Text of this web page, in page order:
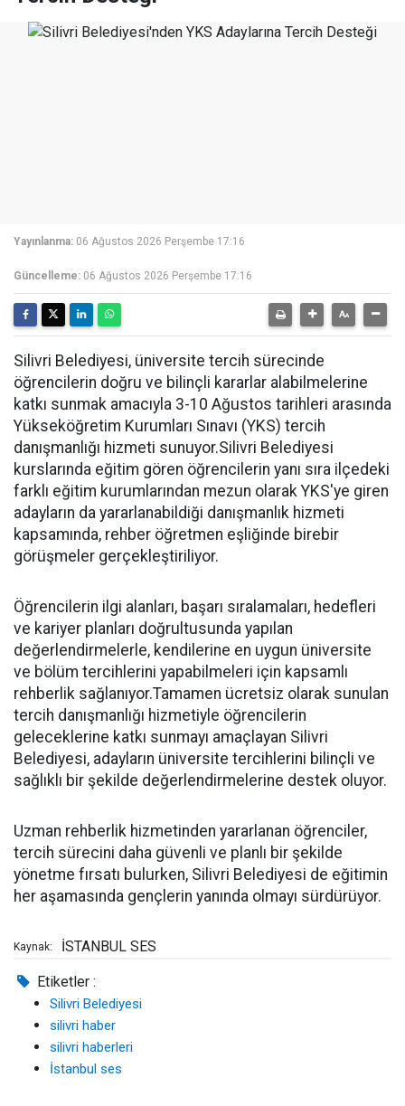
Yayınlanma: 06 Ağustos 2026 Perşembe 17:16
Güncelleme: 06 Ağustos 2026 Perşembe 17:16
Silivri Belediyesi, üniversite tercih sürecinde
öğrencilerin doğru ve bilinçli kararlar alabilmelerine
katkı sunmak amacıyla 3-10 Ağustos tarihleri arasında
Yükseköğretim Kurumları Sınavı (YKS) tercih
danışmanlığı hizmeti sunuyor.Silivri Belediyesi
kurslarında eğitim gören öğrencilerin yanı sıra ilçedeki
farklı eğitim kurumlarından mezun olarak YKS'ye giren
adayların da yararlanabildiği danışmanlık hizmeti
kapsamında, rehber öğretmen eşliğinde birebir
görüşmeler gerçekleştiriliyor.
Öğrencilerin ilgi alanları, başarı sıralamaları, hedefleri
ve kariyer planları doğrultusunda yapılan
değerlendirmelerle, kendilerine en uygun üniversite
ve bölüm tercihlerini yapabilmeleri için kapsamlı
rehberlik sağlanıyor.Tamamen ücretsiz olarak sunulan
tercih danışmanlığı hizmetiyle öğrencilerin
geleceklerine katkı sunmayı amaçlayan Silivri
Belediyesi, adayların üniversite tercihlerini bilinçli ve
sağlıklı bir şekilde değerlendirmelerine destek oluyor.
Uzman rehberlik hizmetinden yararlanan öğrenciler,
tercih sürecini daha güvenli ve planlı bir şekilde
yönetme fırsatı bulurken, Silivri Belediyesi de eğitimin
her aşamasında gençlerin yanında olmayı sürdürüyor.
Kaynak: İSTANBUL SES
Etiketler :
Silivri Belediyesi
silivri haber
silivri haberleri
İstanbul ses